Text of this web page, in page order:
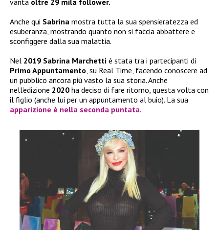
vanta oltre 29 mila follower.
Anche qui Sabrina mostra tutta la sua spensieratezza ed
esuberanza, mostrando quanto non si faccia abbattere e
sconfiggere dalla sua malattia.
Nel 2019 Sabrina Marchetti è stata tra i partecipanti di
Primo Appuntamento, su Real Time, facendo conoscere ad
un pubblico ancora più vasto la sua storia. Anche
nell’edizione 2020 ha deciso di fare ritorno, questa volta con
il figlio (anche lui per un appuntamento al buio). La sua
apparizione è nella seconda puntata.